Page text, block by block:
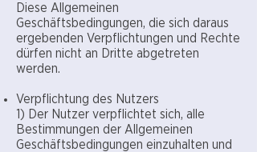
Diese Allgemeinen
Geschäftsbedingungen, die sich daraus
ergebenden Verpflichtungen und Rechte
dürfen nicht an Dritte abgetreten
werden.
Verpflichtung des Nutzers
1) Der Nutzer verpflichtet sich, alle
Bestimmungen der Allgemeinen
Geschäftsbedingungen einzuhalten und